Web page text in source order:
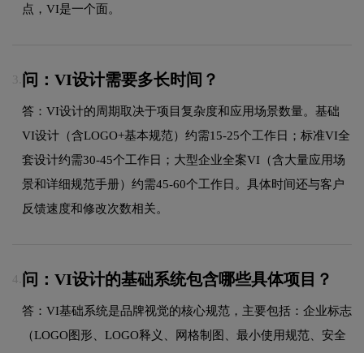
点，VI是一个面。
3. 问：VI设计需要多长时间？
答：VI设计的周期取决于项目复杂度和应用场景数量。基础
VI设计（含LOGO+基本规范）约需15-25个工作日；标准VI全
套设计约需30-45个工作日；大型企业全案VI（含大量应用场
景和详细规范手册）约需45-60个工作日。具体时间还与客户
反馈速度和修改次数相关。
4. 问：VI设计的基础系统包含哪些具体项目？
答：VI基础系统是品牌视觉的核心规范，主要包括：企业标志
（LOGO图形、LOGO释义、网格制图、最小使用规范、安全